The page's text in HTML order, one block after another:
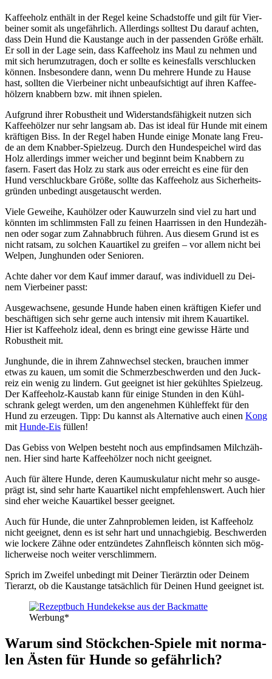
Kaf­fee­holz ent­hält in der Regel kei­ne Schad­stof­fe und gilt für Vier­
bei­ner somit als unge­fähr­lich. Aller­dings soll­test Du dar­auf ach­ten,
dass Dein Hund die Kau­stan­ge auch in der pas­sen­den Grö­ße erhält.
Er soll in der Lage sein, dass Kaf­fee­holz ins Maul zu neh­men und
mit sich her­um­zu­tra­gen, doch er soll­te es kei­nes­falls ver­schlu­cken
kön­nen. Ins­be­son­de­re dann, wenn Du meh­re­re Hun­de zu Hau­se
hast, soll­ten die Vier­bei­ner nicht unbe­auf­sich­tigt auf ihren Kaf­fee­
höl­zern knab­bern bzw. mit ihnen spie­len.
Auf­grund ihrer Robust­heit und Wider­stands­fä­hig­keit nut­zen sich
Kaf­fee­höl­zer nur sehr lang­sam ab. Das ist ide­al für Hun­de mit einem
kräf­ti­gen Biss. In der Regel haben Hun­de eini­ge Mona­te lang Freu­
de an dem Knab­ber-Spiel­zeug. Durch den Hun­de­spei­chel wird das
Holz aller­dings immer wei­cher und beginnt beim Knab­bern zu
fasern. Fasert das Holz zu stark aus oder erreicht es eine für den
Hund ver­schluck­ba­re Grö­ße, soll­te das Kaf­fee­holz aus Sicher­heits­
grün­den unbe­dingt aus­ge­tauscht wer­den.
Vie­le Gewei­he, Kau­höl­zer oder Kau­wur­zeln sind viel zu hart und
könn­ten im schlimms­ten Fall zu fei­nen Haar­ris­sen in den Hun­de­zäh­
nen oder sogar zum Zahn­ab­bruch füh­ren. Aus die­sem Grund ist es
nicht rat­sam, zu sol­chen Kau­ar­ti­kel zu grei­fen – vor allem nicht bei
Wel­pen, Jung­hun­den oder Senio­ren.
Ach­te daher vor dem Kauf immer dar­auf, was indi­vi­du­ell zu Dei­
nem Vier­bei­ner passt:
Aus­ge­wach­se­ne, gesun­de Hun­de haben einen kräf­ti­gen Kie­fer und
beschäf­ti­gen sich sehr ger­ne auch inten­siv mit ihrem Kau­ar­ti­kel.
Hier ist Kaf­fee­holz ide­al, denn es bringt eine gewis­se Här­te und
Robust­heit mit.
Jung­hun­de, die in ihrem Zahn­wech­sel ste­cken, brau­chen immer
etwas zu kau­en, um somit die Schmerz­be­schwer­den und den Juck­
reiz ein wenig zu lin­dern. Gut geeig­net ist hier gekühl­tes Spiel­zeug.
Der Kaf­fee­holz-Kau­stab kann für eini­ge Stun­den in den Kühl­
schrank gelegt wer­den, um den ange­neh­men Kühl­ef­fekt für den
Hund zu erzeu­gen. Tipp: Du kannst als Alter­na­ti­ve auch einen Kong
mit Hun­de-Eis fül­len!
Das Gebiss von Wel­pen besteht noch aus emp­find­sa­men Milch­zäh­
nen. Hier sind har­te Kaf­fee­höl­zer noch nicht geeig­net.
Auch für älte­re Hun­de, deren Kau­mus­ku­la­tur nicht mehr so aus­ge­
prägt ist, sind sehr har­te Kau­ar­ti­kel nicht emp­feh­lens­wert. Auch hier
sind eher wei­che Kau­ar­ti­kel bes­ser geeig­net.
Auch für Hun­de, die unter Zahn­pro­ble­men lei­den, ist Kaf­fee­holz
nicht geeig­net, denn es ist sehr hart und unnach­gie­big. Beschwer­den
wie locke­re Zäh­ne oder ent­zün­de­tes Zahn­fleisch könn­ten sich mög­
li­cher­wei­se noch wei­ter ver­schlim­mern.
Sprich im Zwei­fel unbe­dingt mit Dei­ner Tier­ärz­tin oder Dei­nem
Tier­arzt, ob die Kau­stan­ge tat­säch­lich für Dei­nen Hund geeig­net ist.
Wer­bung*
War­um sind Stöck­chen-Spie­le mit nor­ma­
len Ästen für Hun­de so gefähr­lich?